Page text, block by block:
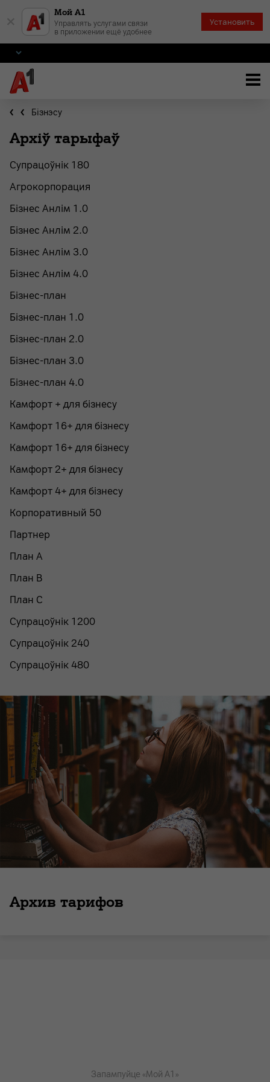
Мой А1
Управлять услугами связи
в приложении ещё удобнее
Установить
Бiзнэсу
Архіў тарыфаў
Cупрацоўнік 180
Агрокорпорация
Бізнес Анлім 1.0
Бізнес Анлім 2.0
Бізнес Анлім 3.0
Бізнес Анлім 4.0
Бізнес-план
Бізнес-план 1.0
Бізнес-план 2.0
Бізнес-план 3.0
Бізнес-план 4.0
Камфорт + для бізнесу
Камфорт 16+ для бізнесу
Камфорт 16+ для бізнесу
Камфорт 2+ для бізнесу
Камфорт 4+ для бізнесу
Корпоративный 50
Партнер
План A
План B
План C
Супрацоўнік 1200
Супрацоўнік 240
Супрацоўнік 480
Архив тарифов
Запампуйце «Мой А1»